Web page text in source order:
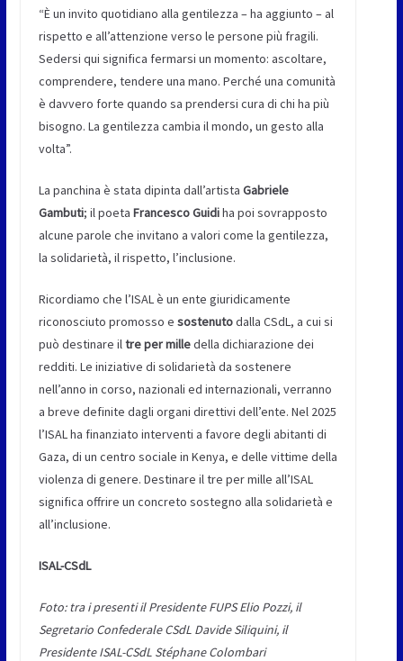
“È un invito quotidiano alla gentilezza – ha aggiunto – al
rispetto e all’attenzione verso le persone più fragili.
Sedersi qui significa fermarsi un momento: ascoltare,
comprendere, tendere una mano. Perché una comunità
è davvero forte quando sa prendersi cura di chi ha più
bisogno. La gentilezza cambia il mondo, un gesto alla
volta”.
La panchina è stata dipinta dall’artista Gabriele
Gambuti; il poeta Francesco Guidiha poi sovrapposto
alcune parole che invitano a valori come la gentilezza,
la solidarietà, il rispetto, l’inclusione.
Ricordiamo che l’ISAL è un ente giuridicamente
riconosciuto promosso e sostenutodalla CSdL, a cui si
può destinare iltre per milledella dichiarazione dei
redditi. Le iniziative di solidarietà da sostenere
nell’anno in corso, nazionali ed internazionali, verranno
a breve definite dagli organi direttivi dell’ente. Nel 2025
l’ISAL ha finanziato interventi a favore degli abitanti di
Gaza, di un centro sociale in Kenya, e delle vittime della
violenza di genere. Destinare il tre per mille all’ISAL
significa offrire un concreto sostegno alla solidarietà e
all’inclusione.
ISAL-CSdL
Foto: tra i presenti il Presidente FUPS Elio Pozzi, il
Segretario Confederale CSdL Davide Siliquini, il
Presidente ISAL-CSdL Stéphane Colombari